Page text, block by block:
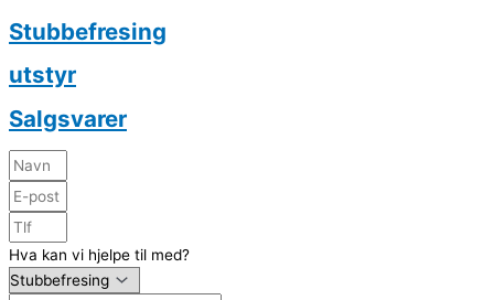
Stubbefresing
utstyr
Salgsvarer
Hva kan vi hjelpe til med?